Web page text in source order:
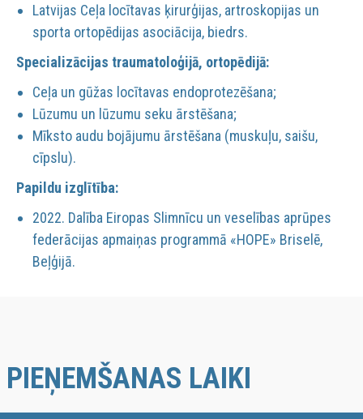
Latvijas Ceļa locītavas ķirurģijas, artroskopijas un
sporta ortopēdijas asociācija, biedrs.
Specializācijas traumatoloģijā, ortopēdijā:
Ceļa un gūžas locītavas endoprotezēšana;
Lūzumu un lūzumu seku ārstēšana;
Mīksto audu bojājumu ārstēšana (muskuļu, saišu,
cīpslu).
Papildu izglītība:
2022. Dalība Eiropas Slimnīcu un veselības aprūpes
federācijas apmaiņas programmā «HOPE» Briselē,
Beļģijā.
PIEŅEMŠANAS LAIKI